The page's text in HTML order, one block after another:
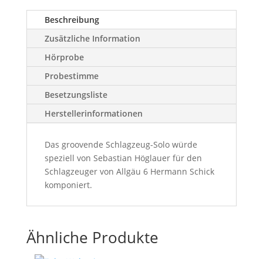
Beschreibung
Zusätzliche Information
Hörprobe
Probestimme
Besetzungsliste
Herstellerinformationen
Das groovende Schlagzeug-Solo würde
speziell von Sebastian Höglauer für den
Schlagzeuger von Allgäu 6 Hermann Schick
komponiert.
Ähnliche Produkte